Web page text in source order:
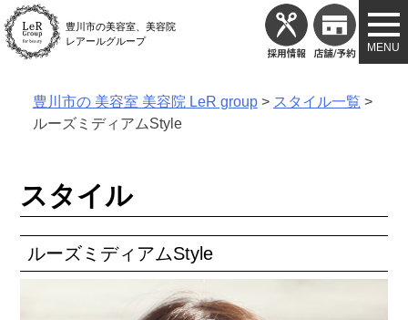
Skip
to
content
豊川市の美容室、美容院
レアールグループ
豊川市の 美容室 美容院 LeR group> スタイル一覧 >
ルーズミディアムStyle
スタイル
ルーズミディアムStyle